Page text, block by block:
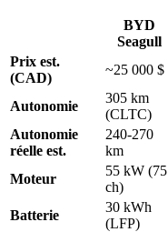
BYD
Seagull
Prix est.
(CAD)
~25 000 $
Autonomie
305 km
(CLTC)
Autonomie
réelle est.
240-270
km
Moteur
55 kW (75
ch)
Batterie
30 kWh
(LFP)